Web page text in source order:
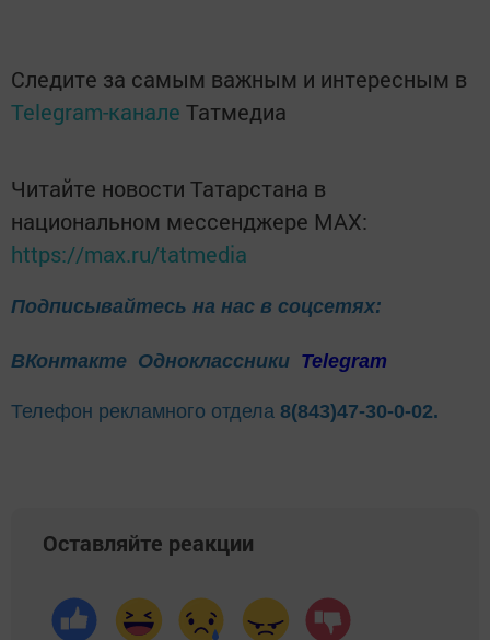
Следите за самым важным и интересным в
Telegram-канале Татмедиа
Читайте новости Татарстана в
национальном мессенджере MАХ:
https://max.ru/tatmedia
Подписывайтесь на нас в соцсетях:
ВКонтакте Одноклассники Telegram
Телефон рекламного отдела 8(843)47-30-0-02.
Оставляйте реакции